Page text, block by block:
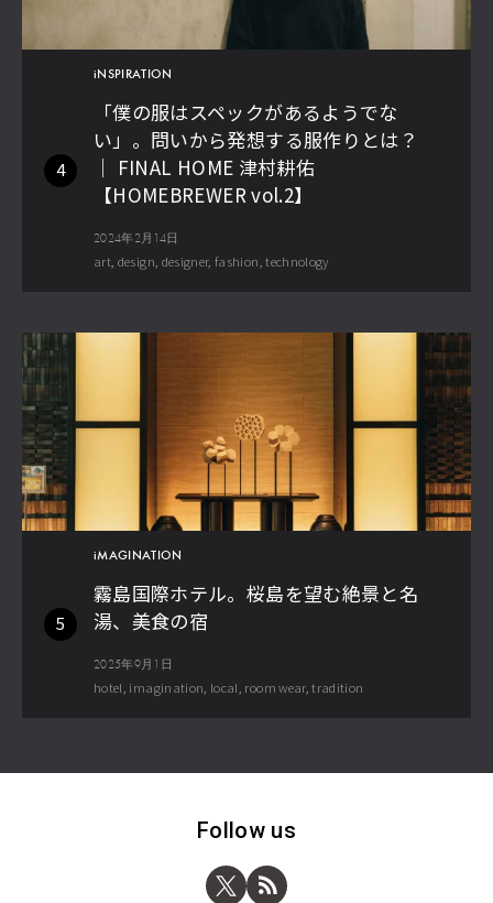
4
iNSPIRATION
「僕の服はスペックがあるようでな
い」。問いから発想する服作りとは？
│ FINAL HOME 津村耕佑
【HOMEBREWER vol.2】
2024年2月14日
art design designer fashion technology
5
iMAGINATION
霧島国際ホテル。桜島を望む絶景と名
湯、美食の宿
2025年9月1日
hotel imagination local room wear tradition
Follow us